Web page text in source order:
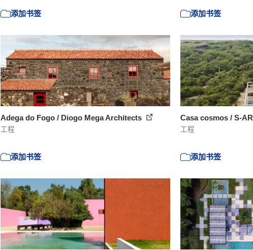
添加书签 添加书签
Adega do Fogo / Diogo Mega Architects
工程
添加书签
Casa cosmos / S-AR
工程
添加书签